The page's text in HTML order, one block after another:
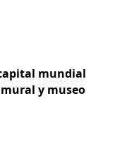
mundial
y museo